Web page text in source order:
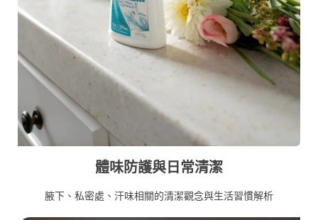
體味防護與日常清潔
腋下、私密處、汗味相關的清潔觀念與生活習慣解析